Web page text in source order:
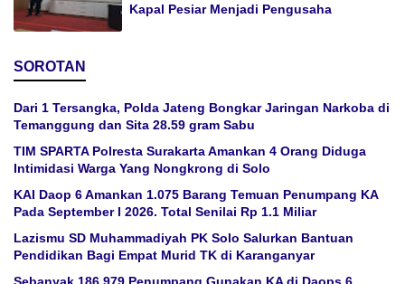
Kapal Pesiar Menjadi Pengusaha
SOROTAN
Dari 1 Tersangka, Polda Jateng Bongkar Jaringan Narkoba di
Temanggung dan Sita 28.59 gram Sabu
TIM SPARTA Polresta Surakarta Amankan 4 Orang Diduga
Intimidasi Warga Yang Nongkrong di Solo
KAI Daop 6 Amankan 1.075 Barang Temuan Penumpang KA
Pada September I 2026. Total Senilai Rp 1.1 Miliar
Lazismu SD Muhammadiyah PK Solo Salurkan Bantuan
Pendidikan Bagi Empat Murid TK di Karanganyar
Sebanyak 186.979 Penumpang Gunakan KA di Daops 6